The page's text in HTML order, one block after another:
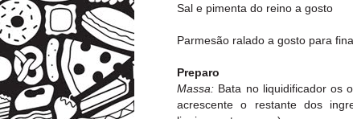
Sal e pimenta do reino a gosto
Parmesão ralado a gosto para
Preparo
Massa: Bata no liquidificador os
acrescente o restante dos